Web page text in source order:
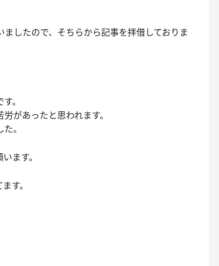
したので、そちらから記事を拝借しておりま
。
があったと思われます。
。
ます。
す。